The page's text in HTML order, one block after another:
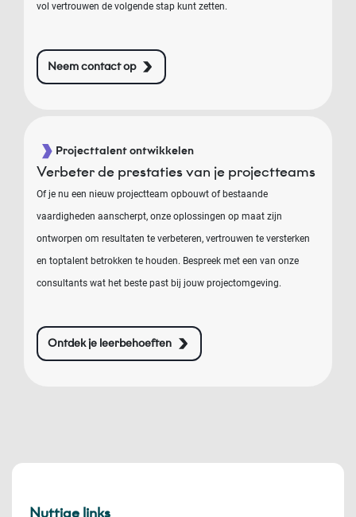
vol vertrouwen de volgende stap kunt zetten.
Neem contact op
Projecttalent ontwikkelen
Verbeter de prestaties van je projectteams
Of je nu een nieuw projectteam opbouwt of bestaande
vaardigheden aanscherpt, onze oplossingen op maat zijn
ontworpen om resultaten te verbeteren, vertrouwen te versterken
en toptalent betrokken te houden. Bespreek met een van onze
consultants wat het beste past bij jouw projectomgeving.
Ontdek je leerbehoeften
Nuttige links